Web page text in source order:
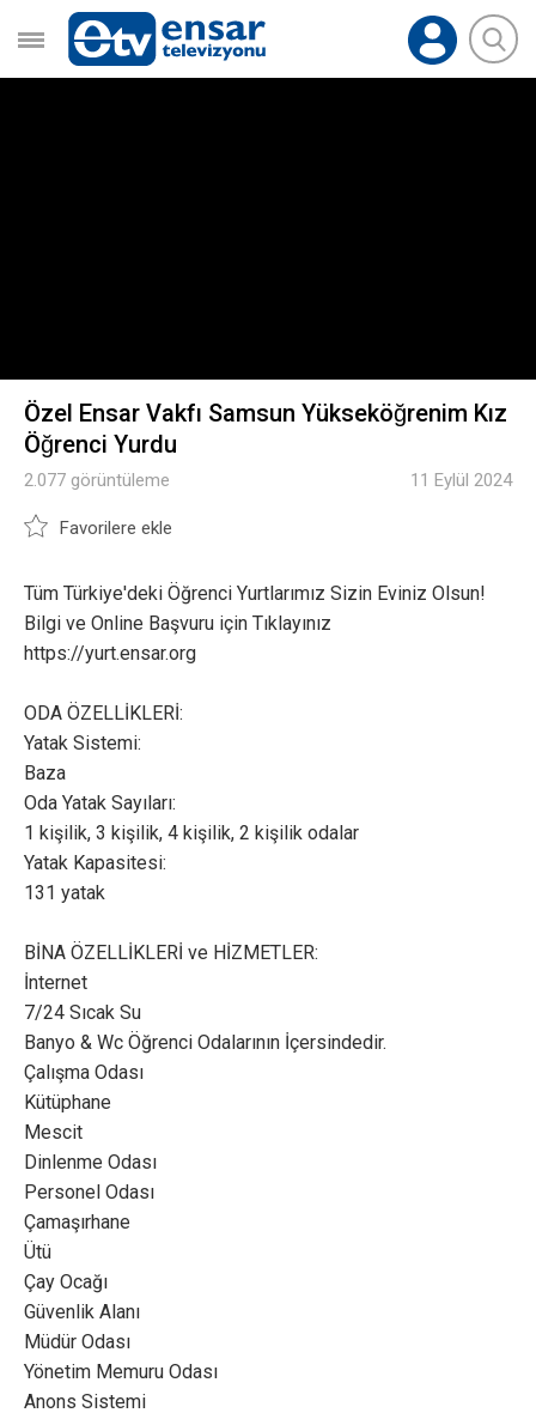
Özel Ensar Vakfı Samsun Yükseköğrenim Kız
Öğrenci Yurdu
2.077 görüntüleme 11 Eylül 2024
Favorilere ekle
Tüm Türkiye'deki Öğrenci Yurtlarımız Sizin Eviniz Olsun!
Bilgi ve Online Başvuru için Tıklayınız
https://yurt.ensar.org
ODA ÖZELLİKLERİ:
Yatak Sistemi:
Baza
Oda Yatak Sayıları:
1 kişilik, 3 kişilik, 4 kişilik, 2 kişilik odalar
Yatak Kapasitesi:
131 yatak
BİNA ÖZELLİKLERİ ve HİZMETLER:
İnternet
7/24 Sıcak Su
Banyo & Wc Öğrenci Odalarının İçersindedir.
Çalışma Odası
Kütüphane
Mescit
Dinlenme Odası
Personel Odası
Çamaşırhane
Ütü
Çay Ocağı
Güvenlik Alanı
Müdür Odası
Yönetim Memuru Odası
Anons Sistemi